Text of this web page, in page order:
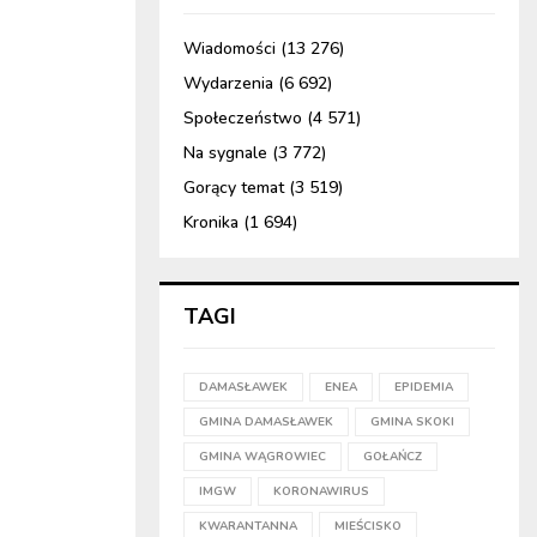
Wiadomości (13 276)
Wydarzenia (6 692)
Społeczeństwo (4 571)
Na sygnale (3 772)
Gorący temat(3 519)
Kronika (1 694)
TAGI
DAMASŁAWEK ENEA EPIDEMIA
GMINA DAMASŁAWEK GMINA SKOKI
GMINA WĄGROWIEC GOŁAŃCZ
IMGW KORONAWIRUS
KWARANTANNA MIEŚCISKO